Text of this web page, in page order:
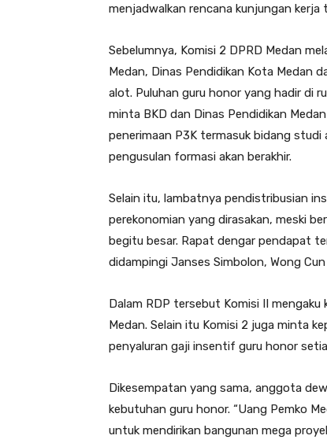
menjadwalkan rencana kunjungan kerja
Sebelumnya, Komisi 2 DPRD Medan
Medan, Dinas Pendidikan Kota Medan
alot. Puluhan guru honor yang hadir di
minta BKD dan Dinas Pendidikan
penerimaan P3K termasuk bidang studi
pengusulan formasi akan berakhir.
Selain itu, lambatnya pendistribusian
perekonomian yang dirasakan, meski
begitu besar. Rapat dengar pendapat
didampingi Janses Simbolon, Wong
Dalam RDP tersebut Komisi II
Medan. Selain itu Komisi 2 juga minta
penyaluran gaji insentif guru honor
Dikesempatan yang sama, anggota
kebutuhan guru honor. “Uang Pemko
untuk mendirikan bangunan mega